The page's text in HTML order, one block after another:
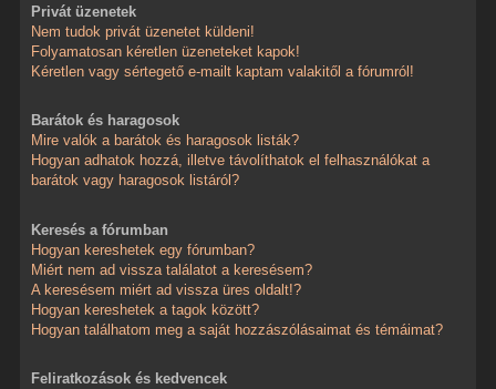
Privát üzenetek
Nem tudok privát üzenetet küldeni!
Folyamatosan kéretlen üzeneteket kapok!
Kéretlen vagy sértegető e-mailt kaptam valakitől a fórumról!
Barátok és haragosok
Mire valók a barátok és haragosok listák?
Hogyan adhatok hozzá, illetve távolíthatok el felhasználókat a
barátok vagy haragosok listáról?
Keresés a fórumban
Hogyan kereshetek egy fórumban?
Miért nem ad vissza találatot a keresésem?
A keresésem miért ad vissza üres oldalt!?
Hogyan kereshetek a tagok között?
Hogyan találhatom meg a saját hozzászólásaimat és témáimat?
Feliratkozások és kedvencek